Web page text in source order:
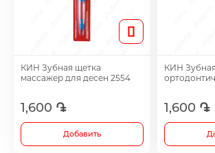
Диуретики
Иммуностимуляторы
Раствор для
КИН Зубная щетка
массажер для десен 2554
1,600 ֏
Добавить
КИН
1,600 ֏